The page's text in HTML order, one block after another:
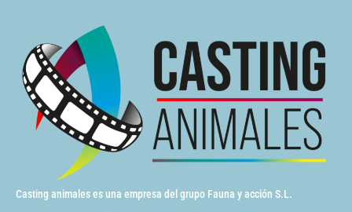
Casting animales es una empresa del grupo Fauna y acción S.L.